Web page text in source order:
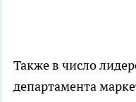
Также в число
департамента